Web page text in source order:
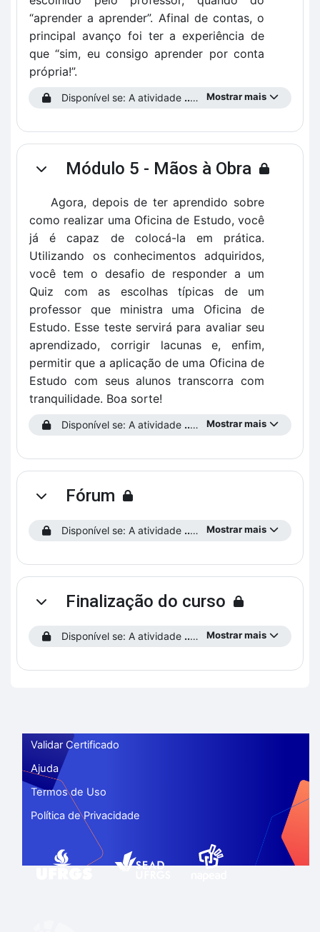
“aprender a aprender”. Afinal de contas, o
principal avanço foi ter a experiência de
que “sim, eu consigo aprender por conta
própria!”.
Mostrar mais
Disponível se: A atividade ...prencha o Perfil do Estudante!
ContrairMódulo 5 - Mãos à Obra
Agora, depois de ter aprendido sobre
como realizar uma Oficina de Estudo, você
já é capaz de colocá-la em prática.
Utilizando os conhecimentos adquiridos,
você tem o desafio de responder a um
Quiz com as escolhas típicas de um
professor que ministra uma Oficina de
Estudo. Esse teste servirá para avaliar seu
aprendizado, corrigir lacunas e, enfim,
permitir que a aplicação de uma Oficina de
Estudo com seus alunos transcorra com
tranquilidade. Boa sorte!
Mostrar mais
Disponível se: A atividade ...prencha o Perfil do Estudante!
ContrairFórum
Mostrar mais
Disponível se: A atividade ...prencha o Perfil do Estudante!
ContrairFinalização do curso
Mostrar mais
Disponível se: A atividade ...prencha o Perfil do Estudante!
Validar Certificado
Ajuda
Termos de Uso
Política de Privacidade